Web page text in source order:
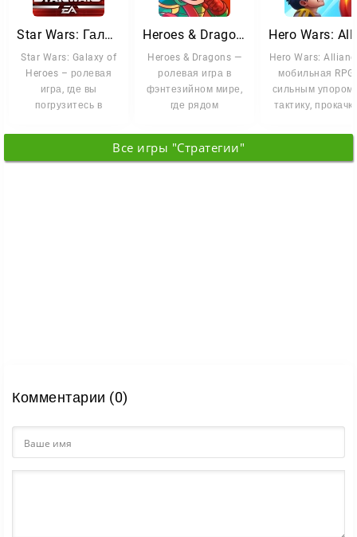
Star Wars: Галактика героев
Star Wars: Galaxy of
Heroes – ролевая
игра, где вы
погрузитесь в
сражения
Heroes & Dragons
Heroes & Dragons —
ролевая игра в
фэнтезийном мире,
где рядом
древние тайны,
Hero Wars:
мобильная RPG
сильным упором
тактику,
Все игры "Стратегии"
Комментарии (0)